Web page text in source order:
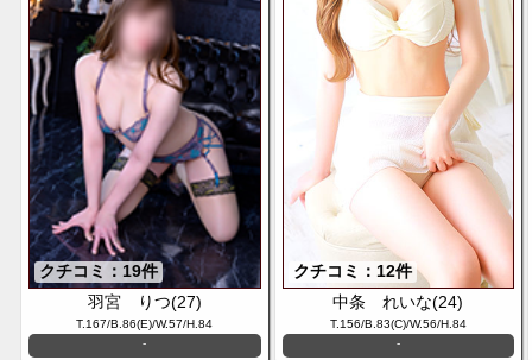
クチコミ：19件
羽宮 りつ(27)
T.167/B.86(E)/W.57/H.84
-
クチコミ：12件
中条 れいな(24)
T.156/B.83(C)/W.56/H.84
-